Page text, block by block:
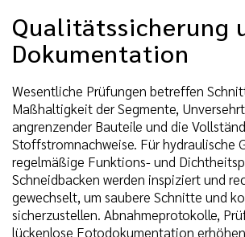
Qualitätssicherung
Dokumentation
Wesentliche Prüfungen betreffen
Maßhaltigkeit der Segmente,
angrenzender Bauteile und die
Stoffstromnachweise. Für hydraulische
regelmäßige Funktions- und
Schneidbacken werden inspiziert und
gewechselt, um saubere Schnitte und
sicherzustellen. Abnahmeprotokolle,
lückenlose Fotodokumentation erhöhen